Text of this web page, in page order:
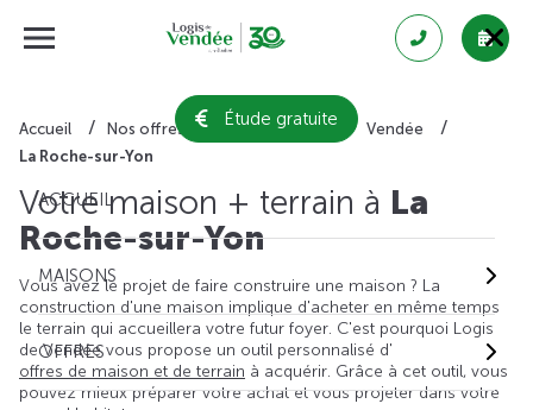
Étude gratuite
ACCUEIL
MAISONS
OFFRES
Accueil Nos offres de maison + terrain
Vendée
La Roche-sur-Yon
Votre maison + terrain à La
Roche-sur-Yon
Vous avez le projet de faire construire une maison ? La
construction d'une maison implique d'acheter en même temps
le terrain qui accueillera votre futur foyer. C'est pourquoi Logis
de Vendée vous propose un outil personnalisé d'
offres de maison et de terrain à acquérir. Grâce à cet outil, vous
pouvez mieux préparer votre achat et vous projeter dans votre